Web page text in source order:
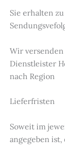
Sie erhalten
Wir
Dienstleister
nach Region
Lieferfristen
Soweit im
angegeben